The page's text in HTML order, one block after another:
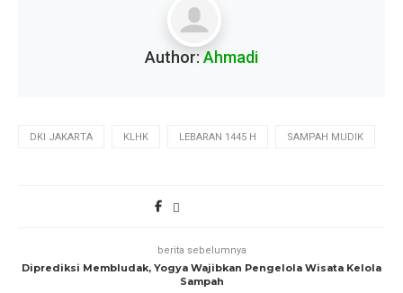
Author: Ahmadi
DKI JAKARTA KLHK LEBARAN 1445 H SAMPAH MUDIK
berita sebelumnya
Diprediksi Membludak, Yogya Wajibkan Pengelola Wisata Kelola
Sampah